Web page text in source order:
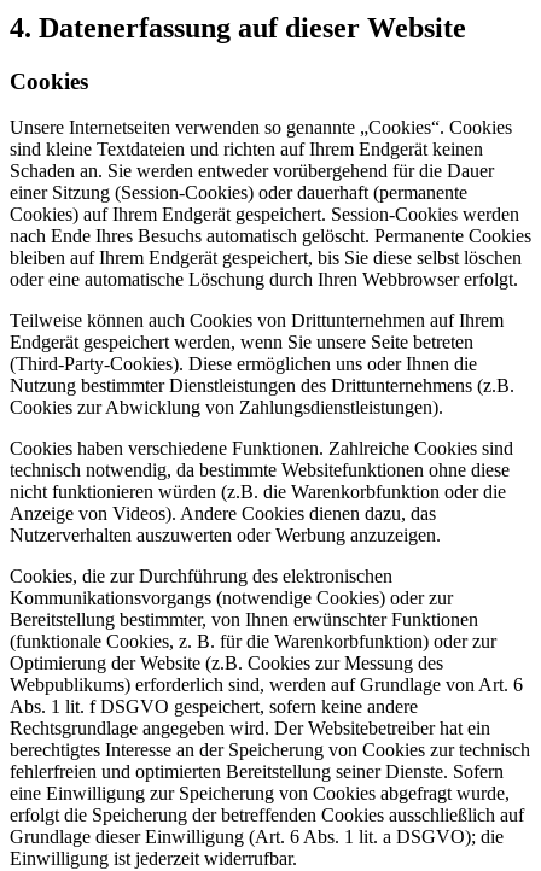
4. Datenerfassung auf dieser Website
Cookies
Unsere Internetseiten verwenden so genannte „Cookies“. Cookies
sind kleine Textdateien und richten auf Ihrem Endgerät keinen
Schaden an. Sie werden entweder vorübergehend für die Dauer
einer Sitzung (Session-Cookies) oder dauerhaft (permanente
Cookies) auf Ihrem Endgerät gespeichert. Session-Cookies werden
nach Ende Ihres Besuchs automatisch gelöscht. Permanente Cookies
bleiben auf Ihrem Endgerät gespeichert, bis Sie diese selbst löschen
oder eine automatische Löschung durch Ihren Webbrowser erfolgt.
Teilweise können auch Cookies von Drittunternehmen auf Ihrem
Endgerät gespeichert werden, wenn Sie unsere Seite betreten
(Third-Party-Cookies). Diese ermöglichen uns oder Ihnen die
Nutzung bestimmter Dienstleistungen des Drittunternehmens (z.B.
Cookies zur Abwicklung von Zahlungsdienstleistungen).
Cookies haben verschiedene Funktionen. Zahlreiche Cookies sind
technisch notwendig, da bestimmte Websitefunktionen ohne diese
nicht funktionieren würden (z.B. die Warenkorbfunktion oder die
Anzeige von Videos). Andere Cookies dienen dazu, das
Nutzerverhalten auszuwerten oder Werbung anzuzeigen.
Cookies, die zur Durchführung des elektronischen
Kommunikationsvorgangs (notwendige Cookies) oder zur
Bereitstellung bestimmter, von Ihnen erwünschter Funktionen
(funktionale Cookies, z. B. für die Warenkorbfunktion) oder zur
Optimierung der Website (z.B. Cookies zur Messung des
Webpublikums) erforderlich sind, werden auf Grundlage von Art. 6
Abs. 1 lit. f DSGVO gespeichert, sofern keine andere
Rechtsgrundlage angegeben wird. Der Websitebetreiber hat ein
berechtigtes Interesse an der Speicherung von Cookies zur technisch
fehlerfreien und optimierten Bereitstellung seiner Dienste. Sofern
eine Einwilligung zur Speicherung von Cookies abgefragt wurde,
erfolgt die Speicherung der betreffenden Cookies ausschließlich auf
Grundlage dieser Einwilligung (Art. 6 Abs. 1 lit. a DSGVO); die
Einwilligung ist jederzeit widerrufbar.